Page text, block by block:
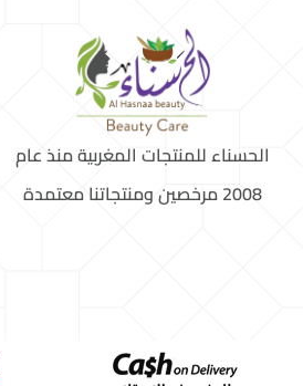
الحسناء للمنتجات المغربية منذ عام
2008 مرخصين ومنتجاتنا معتمدة